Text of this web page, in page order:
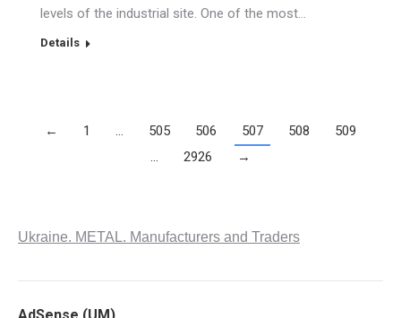
levels of the industrial site. One of the most…
Details
← 1 … 505 506 507 508
509
…
2926 →
Ukraine. METAL. Manufacturers and Traders